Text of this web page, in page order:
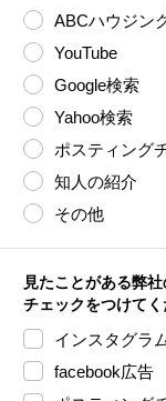
ABCハウジン
YouTube
Google検索
Yahoo検索
ポスティング
知人の紹介
その他
見たことがある弊
チェックをつけて
インスタグラ
facebook広告